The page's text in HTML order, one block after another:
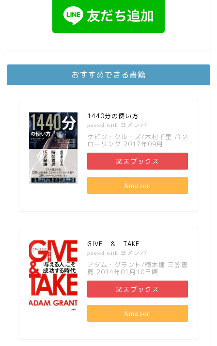
おすすめできる書籍
1440分の使い方
posted with ヨメレバ
ケビン・クルーズ/木村千里 パン
ローリング 2017年09月
楽天ブックス
Amazon
GIVE ＆ TAKE
posted with ヨメレバ
アダム・グラント/楠木建 三笠書
房 2014年01月10日頃
楽天ブックス
Amazon